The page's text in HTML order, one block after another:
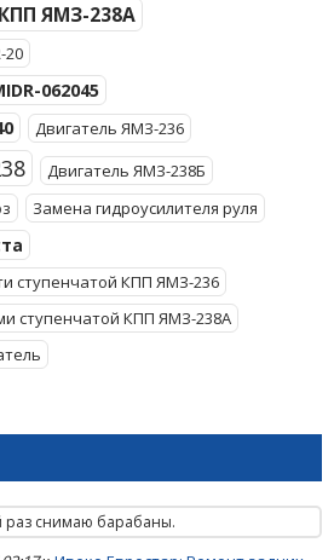
ЯМЗ-238А
20
062045
Двигатель ЯМЗ-236
Двигатель ЯМЗ-238Б
Замена гидроусилителя руля
ступенчатой КПП ЯМЗ-236
ступенчатой КПП ЯМЗ-238А
раз снимаю барабаны.